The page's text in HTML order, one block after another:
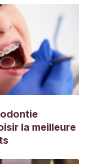
la meilleure